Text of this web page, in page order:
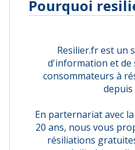
Pourquoi
Resilier.fr est un
d'information et de
consommateurs à
depuis
En parternariat avec
20 ans, nous vous
résiliations